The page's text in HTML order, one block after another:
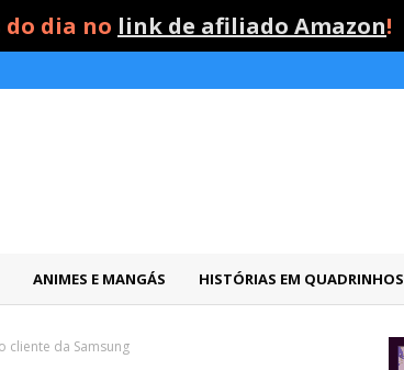
dia no link de afiliado Amazon!
ANIMES E MANGÁS HISTÓRIAS EM QUADRINHOS
cliente da Samsung